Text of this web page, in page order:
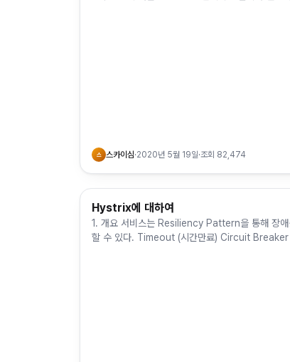
스 스카이심·2020년 5월 19일·조회 82,474
Cloud Computing & MSA
Hystrix에 대하여
1. 개요 서비스는 Resiliency Pattern을 통해 장애
할 수 있다. Timeout (시간만료) Circuit Breaker (